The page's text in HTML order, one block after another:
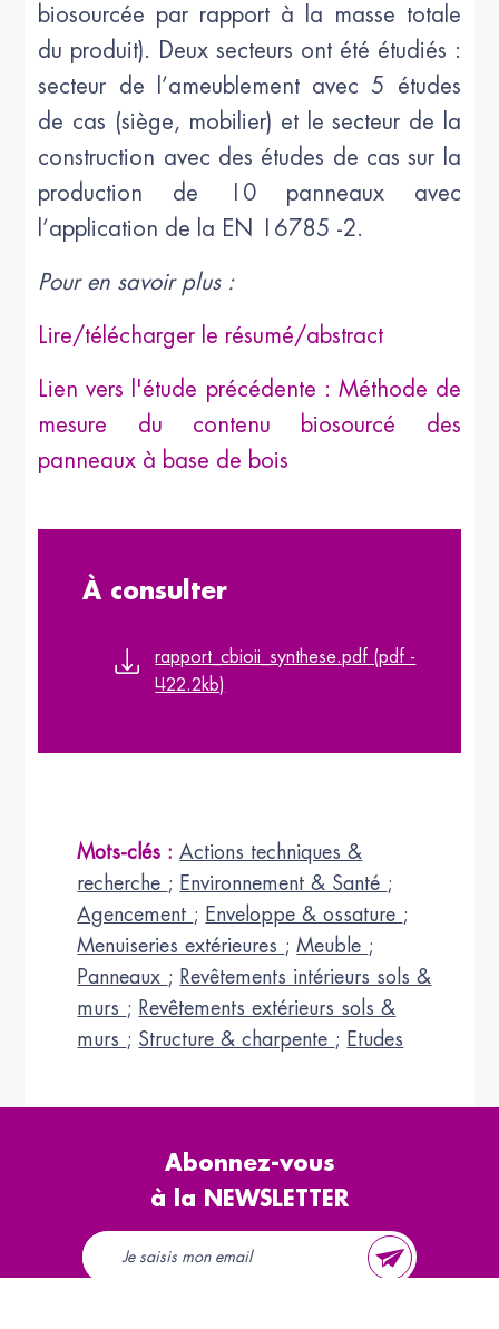
biosourcée par rapport à la masse totale
du produit). Deux secteurs ont été étudiés :
secteur de l’ameublement avec 5 études
de cas (siège, mobilier) et le secteur de la
construction avec des études de cas sur la
production de 10 panneaux avec
l’application de la EN 16785 -2.
Pour en savoir plus :
Lire/télécharger le résumé/abstract
Lien vers l'étude précédente : Méthode de
mesure du contenu biosourcé des
panneaux à base de bois
À consulter
rapport_cbioii_synthese.pdf (pdf -
422.2kb)
Mots-clés : Actions techniques &
recherche ; Environnement & Santé ;
Agencement ; Enveloppe & ossature ;
Menuiseries extérieures ;Meuble ;
Panneaux ; Revêtements intérieurs sols &
murs ; Revêtements extérieurs sols &
murs ; Structure & charpente ; Etudes
Abonnez-vous
à la NEWSLETTER